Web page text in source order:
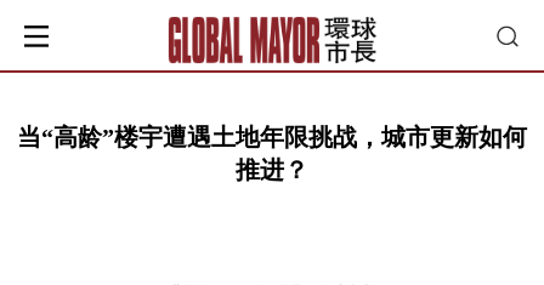
当“高龄”楼宇遭遇土地年限挑战，城市更新如何
推进？